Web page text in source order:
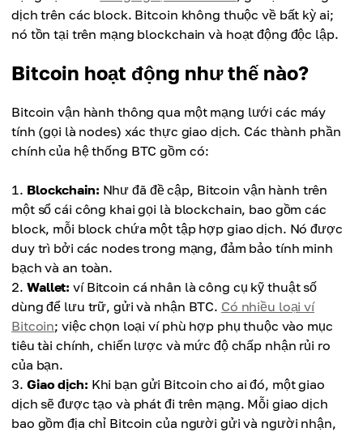
dịch trên các block. Bitcoin không thuộc về bất kỳ ai;
nó tồn tại trên mạng blockchain và hoạt động độc lập.
Bitcoin hoạt động như thế nào?
Bitcoin vận hành thông qua một mạng lưới các máy
tính (gọi là nodes) xác thực giao dịch. Các thành phần
chính của hệ thống BTC gồm có:
Blockchain: Như đã đề cập, Bitcoin vận hành trên
một sổ cái công khai gọi là blockchain, bao gồm các
block, mỗi block chứa một tập hợp giao dịch. Nó được
duy trì bởi các nodes trong mạng, đảm bảo tính minh
bạch và an toàn.
Wallet: ví Bitcoin cá nhân là công cụ kỹ thuật số
dùng để lưu trữ, gửi và nhận BTC. Có nhiều loại ví
Bitcoin; việc chọn loại ví phù hợp phụ thuộc vào mục
tiêu tài chính, chiến lược và mức độ chấp nhận rủi ro
của bạn.
Giao dịch: Khi bạn gửi Bitcoin cho ai đó, một giao
dịch sẽ được tạo và phát đi trên mạng. Mỗi giao dịch
bao gồm địa chỉ Bitcoin của người gửi và người nhận,